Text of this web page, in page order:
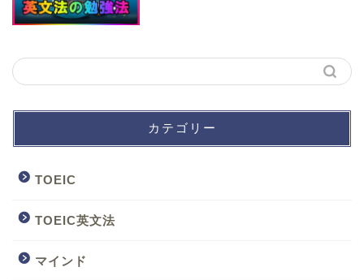
カテゴリー
TOEIC
TOEIC英文法
マインド